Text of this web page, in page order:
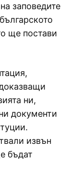
заповедите
ще постави
ни,
документи
извън
бъдат